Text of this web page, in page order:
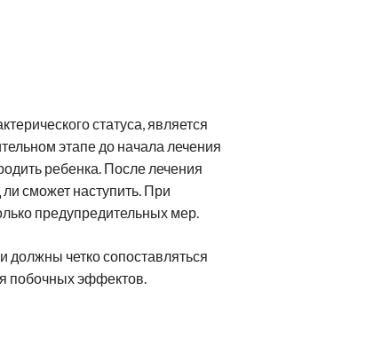
статуса, является
этапе до начала лечения
ребенка. После лечения
сможет наступить. При
предупредительных мер.
должны четко сопоставляться
побочных эффектов.